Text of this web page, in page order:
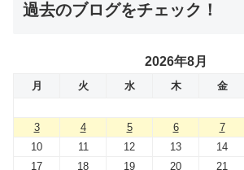
過去のブログをチェック！
2026年8月
月 火 水 木 金
3
4 5 6 7
10
11 12 13 14
17
18 19 20 21